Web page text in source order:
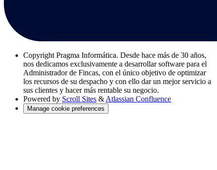
Copyright Pragma Informática. Desde hace más de 30 años,
nos dedicamos exclusivamente a desarrollar software para el
Administrador de Fincas, con el único objetivo de optimizar
los recursos de su despacho y con ello dar un mejor servicio a
sus clientes y hacer más rentable su negocio.
Powered by Scroll Sites & Atlassian Confluence
Manage cookie preferences